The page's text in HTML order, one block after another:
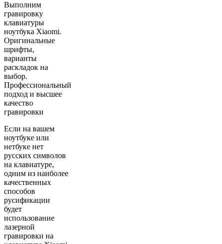
Выполним
гравировку
клавиатуры
ноутбука Xiaomi.
Оригинальные
шрифты,
варианты
раскладок на
выбор.
Профессиональный
подход и высшее
качество
гравировки
Если на вашем
ноутбуке или
нетбуке нет
русских символов
на клавиатуре,
одним из наиболее
качественных
способов
русификации
будет
использование
лазерной
гравировки на